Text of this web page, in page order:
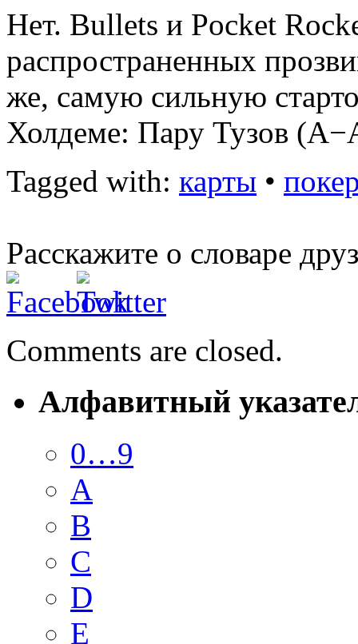
Нет. Bullets и Pocket
распространенных
же, самую сильную
Холдеме: Пару Тузов
Tagged with: карты •
Расскажите о словаре
Comments are closed.
Алфавитный
0…9
A
B
C
D
E